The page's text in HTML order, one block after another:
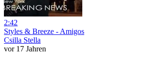
2:42
Styles & Breeze - Amigos
Csilla Stella
vor 17 Jahren